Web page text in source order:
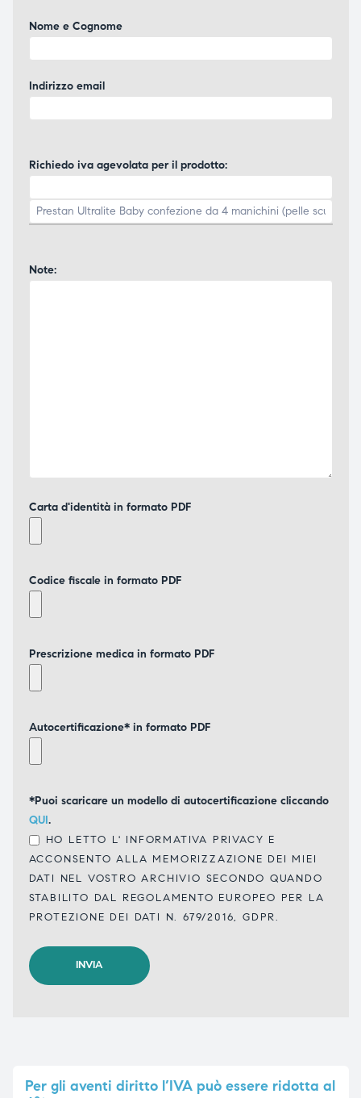
Nome e Cognome
Indirizzo email
Richiedo iva agevolata per il prodotto:
Note:
Carta d'identità in formato PDF
Codice fiscale in formato PDF
Prescrizione medica in formato PDF
Autocertificazione* in formato PDF
*Puoi scaricare un modello di autocertificazione cliccando
QUI.
HO LETTO L' INFORMATIVA PRIVACY E
ACCONSENTO ALLA MEMORIZZAZIONE DEI MIEI
DATI NEL VOSTRO ARCHIVIO SECONDO QUANDO
STABILITO DAL REGOLAMENTO EUROPEO PER LA
PROTEZIONE DEI DATI N. 679/2016, GDPR.
Pergli aventi diritto l’IVA può essere ridotta al